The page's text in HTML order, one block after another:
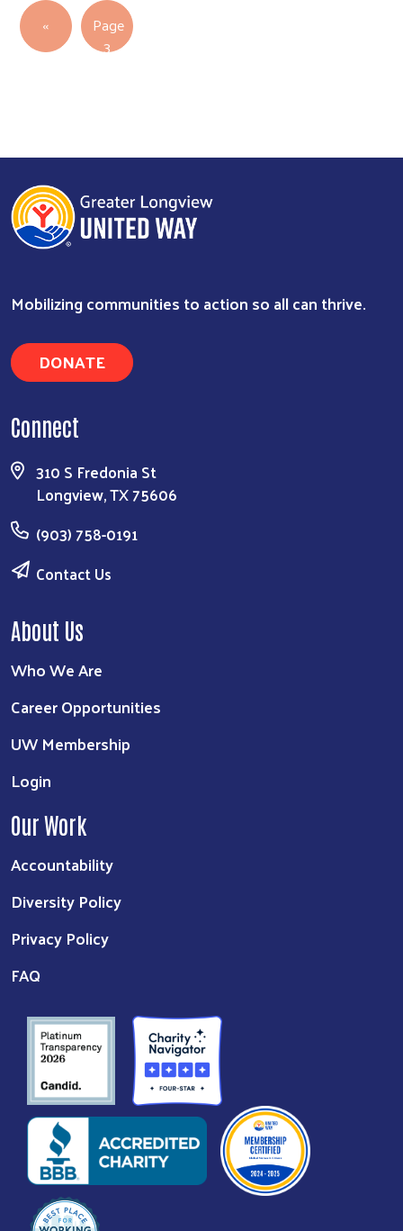
Pagination
Previous page
‹‹
Page
3
Mobilizing communities to action so all can thrive.
DONATE
Connect
310 S Fredonia St
Longview, TX 75606
(903) 758-0191
Contact Us
About Us
Who We Are
Career Opportunities
UW Membership
Login
Our Work
Accountability
Diversity Policy
Privacy Policy
FAQ